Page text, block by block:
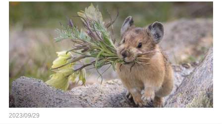
2023/09/29